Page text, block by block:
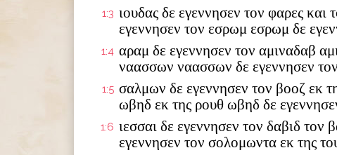
1:3 ιουδας δε εγεννησεν τον φαρες και
εγεννησεν τον εσρωμ εσρωμ δε
1:4 αραμ δε εγεννησεν τον αμιναδαβ
ναασσων ναασσων δε εγεννησεν
1:5 σαλμων δε εγεννησεν τον βοοζ εκ
ωβηδ εκ της ρουθ ωβηδ δε
1:6 ιεσσαι δε εγεννησεν τον δαβιδ τον
εγεννησεν τον σολομωντα εκ της